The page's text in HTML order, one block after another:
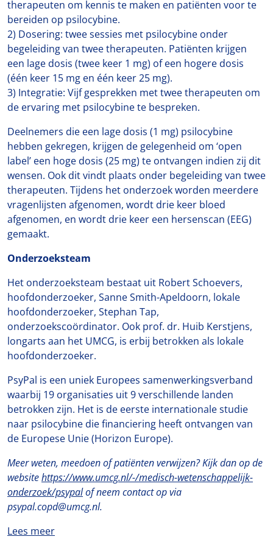
therapeuten om kennis te maken en patiënten voor te
bereiden op psilocybine.
2) Dosering: twee sessies met psilocybine onder
begeleiding van twee therapeuten. Patiënten krijgen
een lage dosis (twee keer 1 mg) of een hogere dosis
(één keer 15 mg en één keer 25 mg).
3) Integratie: Vijf gesprekken met twee therapeuten om
de ervaring met psilocybine te bespreken.
Deelnemers die een lage dosis (1 mg) psilocybine
hebben gekregen, krijgen de gelegenheid om ‘open
label’ een hoge dosis (25 mg) te ontvangen indien zij dit
wensen. Ook dit vindt plaats onder begeleiding van twee
therapeuten. Tijdens het onderzoek worden meerdere
vragenlijsten afgenomen, wordt drie keer bloed
afgenomen, en wordt drie keer een hersenscan (EEG)
gemaakt.
Onderzoeksteam
Het onderzoeksteam bestaat uit Robert Schoevers,
hoofdonderzoeker, Sanne Smith-Apeldoorn, lokale
hoofdonderzoeker, Stephan Tap,
onderzoekscoördinator. Ook prof. dr. Huib Kerstjens,
longarts aan het UMCG, is erbij betrokken als lokale
hoofdonderzoeker.
PsyPal is een uniek Europees samenwerkingsverband
waarbij 19 organisaties uit 9 verschillende landen
betrokken zijn. Het is de eerste internationale studie
naar psilocybine die financiering heeft ontvangen van
de Europese Unie (Horizon Europe).
Meer weten, meedoen of patiënten verwijzen? Kijk dan op de
websitehttps://www.umcg.nl/-/medisch-wetenschappelijk-
onderzoek/psypalof neem contact op via
psypal.copd@umcg.nl.
Lees meer